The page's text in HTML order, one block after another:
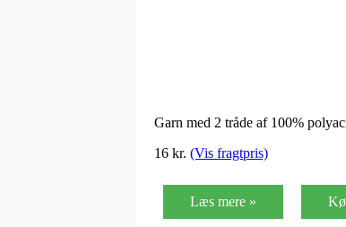
Garn med 2 tråde af 100%
16 kr. (Vis fragtpris)
Læs mere »